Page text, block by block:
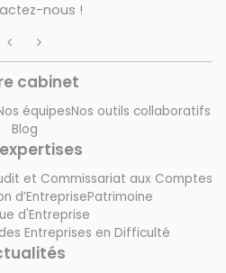
nous !
cabinet
équipesNos outils collaboratifs
Blog
et Commissariat aux Comptes
d’EntreprisePatrimoine
d'Entreprise
Entreprises en Difficulté